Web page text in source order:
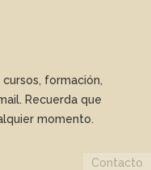
formación,
Recuerda que
momento.
Contacto